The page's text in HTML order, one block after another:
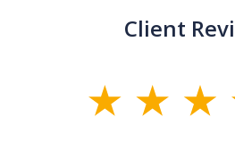
Client